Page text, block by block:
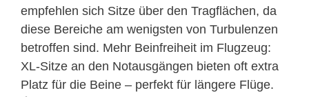
empfehlen sich Sitze über den Tragflächen, da
diese Bereiche am wenigsten von Turbulenzen
betroffen sind. Mehr Beinfreiheit im Flugzeug:
XL-Sitze an den Notausgängen bieten oft extra
Platz für die Beine – perfekt für längere Flüge.